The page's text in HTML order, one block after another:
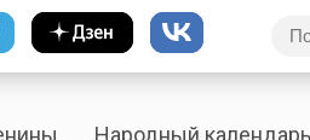
Народный календарь